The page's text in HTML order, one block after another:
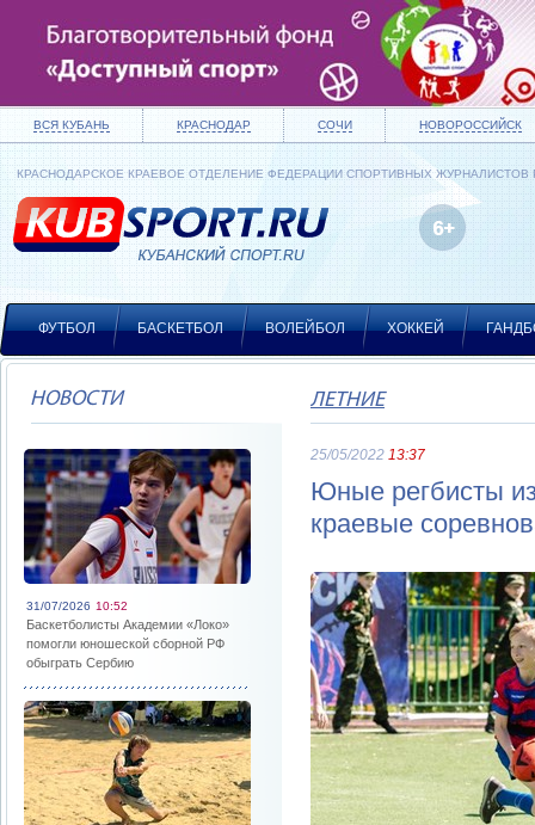
ВСЯ КУБАНЬ КРАСНОДАР СОЧИ НОВОРОССИЙСК
КРАСНОДАРСКОЕ КРАЕВОЕ ОТДЕЛЕНИЕ ФЕДЕРАЦИИ СПОРТИВНЫХ ЖУРНАЛИСТОВ
ФУТБОЛ БАСКЕТБОЛ ВОЛЕЙБОЛ ХОККЕЙ
НОВОСТИ
31/07/2026 10:52
Баскетболисты Академии «Локо»
помогли юношеской сборной РФ
обыграть Сербию
ЛЕТНИЕ
25/05/2022 13:37
Юные регбисты
краевые